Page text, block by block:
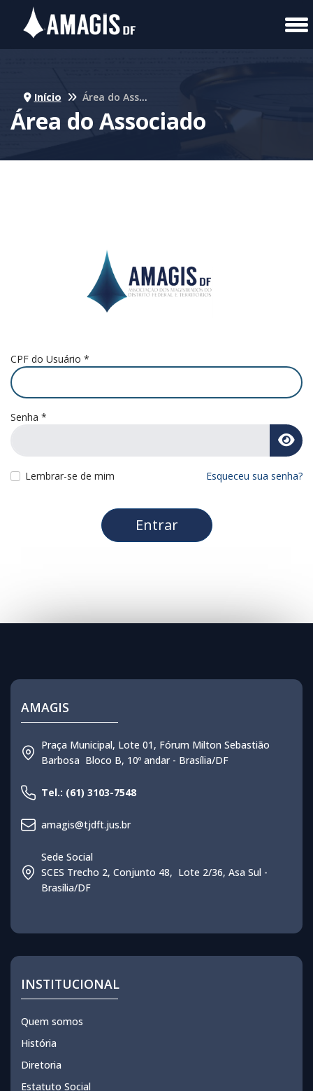
Área do Associado
Início Área do Associado
CPF do Usuário *
Senha *
Lembrar-se de mim Esqueceu sua senha?
Entrar
AMAGIS
Praça Municipal, Lote 01, Fórum Milton Sebastião
Barbosa Bloco B, 10º andar - Brasília/DF
Tel.: (61) 3103-7548
amagis@tjdft.jus.br
Sede Social
SCES Trecho 2, Conjunto 48, Lote 2/36, Asa Sul -
Brasília/DF
INSTITUCIONAL
Quem somos
História
Diretoria
Estatuto Social